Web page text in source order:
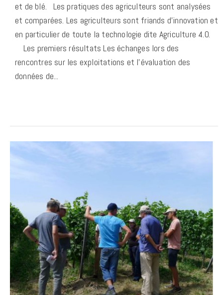
et de blé. Les pratiques des agriculteurs sont analysées
et comparées. Les agriculteurs sont friands d’innovation et
en particulier de toute la technologie dite Agriculture 4.0.
Les premiers résultats Les échanges lors des
rencontres sur les exploitations et l’évaluation des
données de...